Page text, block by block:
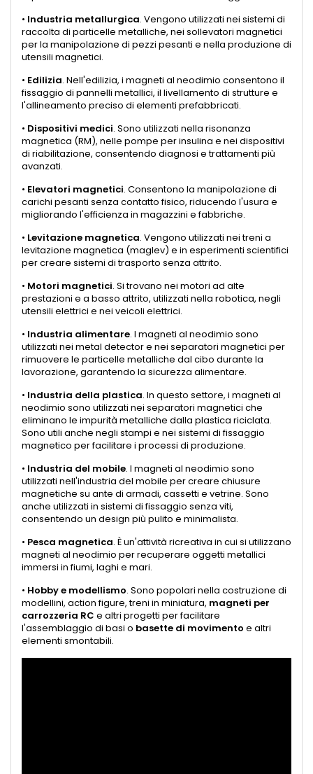
• Industria metallurgica. Vengono utilizzati nei sistemi di
raccolta di particelle metalliche, nei sollevatori magnetici
per la manipolazione di pezzi pesanti e nella produzione di
utensili magnetici.
• Edilizia. Nell'edilizia, i magneti al neodimio consentono il
fissaggio di pannelli metallici, il livellamento di strutture e
l'allineamento preciso di elementi prefabbricati.
• Dispositivi medici. Sono utilizzati nella risonanza
magnetica (RM), nelle pompe per insulina e nei dispositivi
di riabilitazione, consentendo diagnosi e trattamenti più
avanzati.
• Elevatori magnetici. Consentono la manipolazione di
carichi pesanti senza contatto fisico, riducendo l'usura e
migliorando l'efficienza in magazzini e fabbriche.
• Levitazione magnetica. Vengono utilizzati nei treni a
levitazione magnetica (maglev) e in esperimenti scientifici
per creare sistemi di trasporto senza attrito.
• Motori magnetici. Si trovano nei motori ad alte
prestazioni e a basso attrito, utilizzati nella robotica, negli
utensili elettrici e nei veicoli elettrici.
• Industria alimentare. I magneti al neodimio sono
utilizzati nei metal detector e nei separatori magnetici per
rimuovere le particelle metalliche dal cibo durante la
lavorazione, garantendo la sicurezza alimentare.
• Industria della plastica. In questo settore, i magneti al
neodimio sono utilizzati nei separatori magnetici che
eliminano le impurità metalliche dalla plastica riciclata.
Sono utili anche negli stampi e nei sistemi di fissaggio
magnetico per facilitare i processi di produzione.
• Industria del mobile. I magneti al neodimio sono
utilizzati nell'industria del mobile per creare chiusure
magnetiche su ante di armadi, cassetti e vetrine. Sono
anche utilizzati in sistemi di fissaggio senza viti,
consentendo un design più pulito e minimalista.
• Pesca magnetica. È un'attività ricreativa in cui si utilizzano
magneti al neodimio per recuperare oggetti metallici
immersi in fiumi, laghi e mari.
• Hobby e modellismo. Sono popolari nella costruzione di
modellini, action figure, treni in miniatura, magneti per
carrozzeria RC e altri progetti per facilitare
l'assemblaggio di basi o basette di movimento e altri
elementi smontabili.